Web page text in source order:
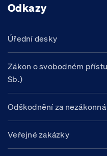
Odkazy
Úřední desky
Zákon o svobodném
Sb.)
Odškodnění za
Veřejné zakázky